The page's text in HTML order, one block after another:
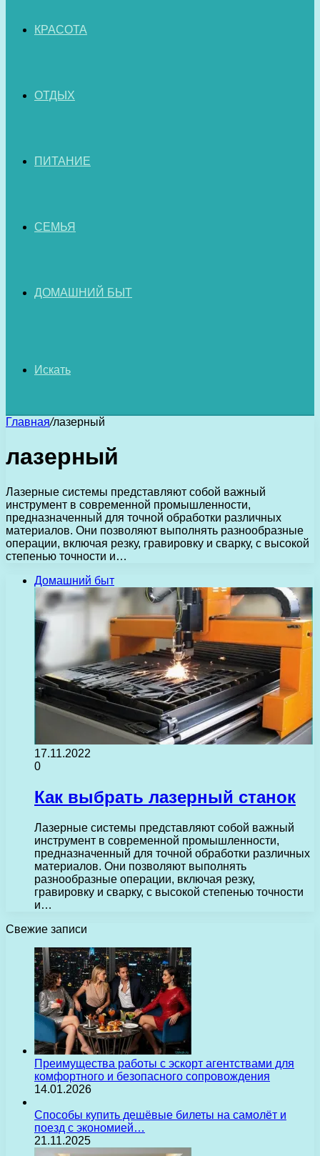
КРАСОТА
ОТДЫХ
ПИТАНИЕ
СЕМЬЯ
ДОМАШНИЙ БЫТ
Искать
Главная/лазерный
лазерный
Лазерные системы представляют собой важный
инструмент в современной промышленности,
предназначенный для точной обработки различных
материалов. Они позволяют выполнять разнообразные
операции, включая резку, гравировку и сварку, с высокой
степенью точности и…
Домашний быт
17.11.2022
0
Как выбрать лазерный станок
Лазерные системы представляют собой важный
инструмент в современной промышленности,
предназначенный для точной обработки различных
материалов. Они позволяют выполнять
разнообразные операции, включая резку,
гравировку и сварку, с высокой степенью точности
и…
Свежие записи
Преимущества работы с эскорт агентствами для
комфортного и безопасного сопровождения
14.01.2026
Способы купить дешёвые билеты на самолёт и
поезд с экономией…
21.11.2025